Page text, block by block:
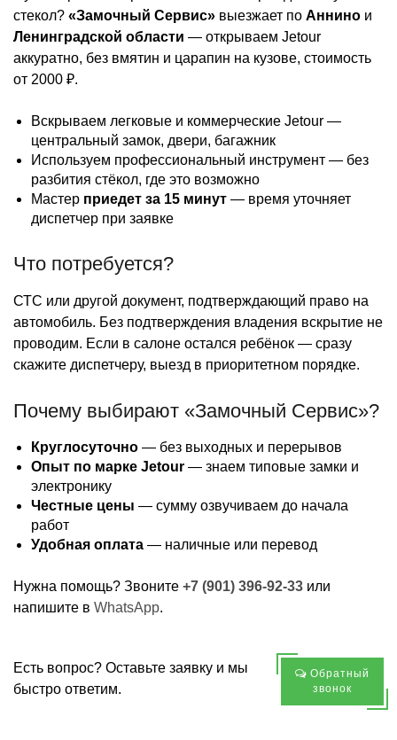
стекол? «Замочный Сервис» выезжает по Аннино и
Ленинградской области — открываем Jetour
аккуратно, без вмятин и царапин на кузове, стоимость
от 2000 ₽.
Вскрываем легковые и коммерческие Jetour —
центральный замок, двери, багажник
Используем профессиональный инструмент — без
разбития стёкол, где это возможно
Мастер приедет за 15 минут — время уточняет
диспетчер при заявке
Что потребуется?
СТС или другой документ, подтверждающий право на
автомобиль. Без подтверждения владения вскрытие не
проводим. Если в салоне остался ребёнок — сразу
скажите диспетчеру, выезд в приоритетном порядке.
Почему выбирают «Замочный Сервис»?
Круглосуточно — без выходных и перерывов
Опыт по марке Jetour — знаем типовые замки и
электронику
Честные цены — сумму озвучиваем до начала
работ
Удобная оплата — наличные или перевод
Нужна помощь? Звоните +7 (901) 396-92-33 или
напишите в WhatsApp.
Есть вопрос? Оставьте заявку и мы
быстро ответим.
Обратный
звонок